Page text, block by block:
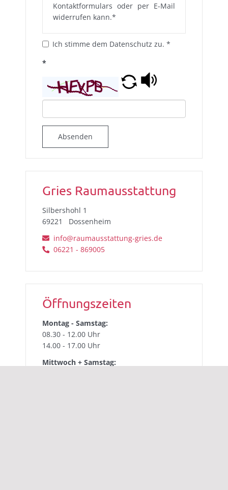
Kontaktformulars oder per E-Mail
widerrufen kann.*
Ich stimme dem Datenschutz zu. *
*
Absenden
Gries Raumausstattung
Silbershohl 1
69221
Dossenheim
info@raumausstattung-gries.de
06221 - 869005
Öffnungszeiten
Montag - Samstag:
08.30 - 12.00 Uhr
14.00 - 17.00 Uhr
Mittwoch + Samstag: